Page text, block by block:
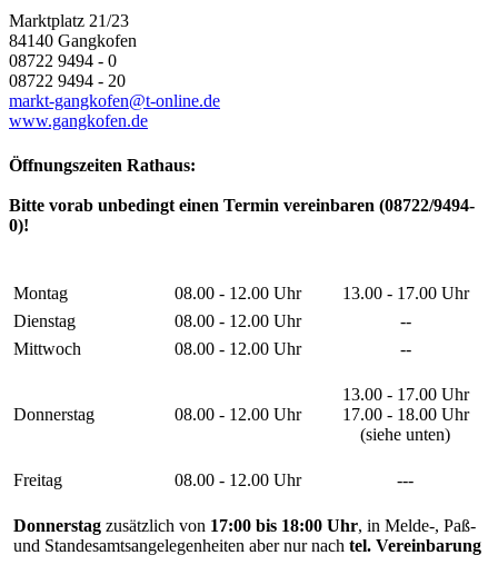
Marktplatz 21/23
84140 Gangkofen
08722 9494 - 0
08722 9494 - 20
markt-gangkofen@t-online.de
www.gangkofen.de
Öffnungszeiten Rathaus:
Bitte vorab unbedingt einen Termin vereinbaren (08722/9494-
0)!
Montag 08.00 - 12.00 Uhr
13.00 - 17.00 Uhr
Dienstag
08.00 - 12.00 Uhr
--
Mittwoch
08.00 - 12.00 Uhr --
Donnerstag 08.00 - 12.00 Uhr
13.00 - 17.00 Uhr
17.00 - 18.00 Uhr
(siehe unten)
Freitag 08.00 - 12.00 Uhr ---
Donnerstag zusätzlich von 17:00 bis 18:00 Uhr, in Melde-, Paß-
und Standesamtsangelegenheiten aber nur nach tel. Vereinbarung